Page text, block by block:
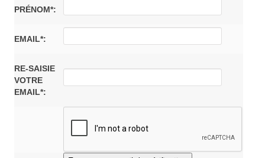
PRÉNOM*:
EMAIL*:
RE-SAISIE
VOTRE
EMAIL*: